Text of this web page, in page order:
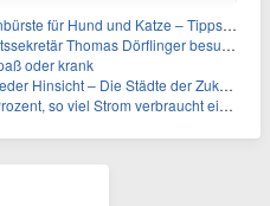
und Katze – Tipps zur erfolgreichen Eingewöhnung
Dörflinger besucht Handwerksbetrieb im Kammerbezirk Freiburg
oder krank
– Die Städte der Zukunft sind grün-blau
viel Strom verbraucht ein Aufzug im Gebäude